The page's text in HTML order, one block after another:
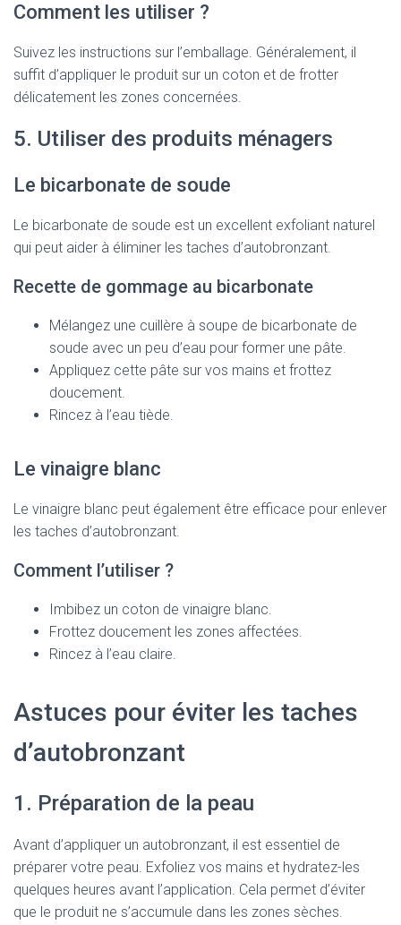
Comment les utiliser ?
Suivez les instructions sur l’emballage. Généralement, il
suffit d’appliquer le produit sur un coton et de frotter
délicatement les zones concernées.
5. Utiliser des produits ménagers
Le bicarbonate de soude
Le bicarbonate de soude est un excellent exfoliant naturel
qui peut aider à éliminer les taches d’autobronzant.
Recette de gommage au bicarbonate
Mélangez une cuillère à soupe de bicarbonate de
soude avec un peu d’eau pour former une pâte.
Appliquez cette pâte sur vos mains et frottez
doucement.
Rincez à l’eau tiède.
Le vinaigre blanc
Le vinaigre blanc peut également être efficace pour enlever
les taches d’autobronzant.
Comment l’utiliser ?
Imbibez un coton de vinaigre blanc.
Frottez doucement les zones affectées.
Rincez à l’eau claire.
Astuces pour éviter les taches
d’autobronzant
1. Préparation de la peau
Avant d’appliquer un autobronzant, il est essentiel de
préparer votre peau. Exfoliez vos mains et hydratez-les
quelques heures avant l’application. Cela permet d’éviter
que le produit ne s’accumule dans les zones sèches.